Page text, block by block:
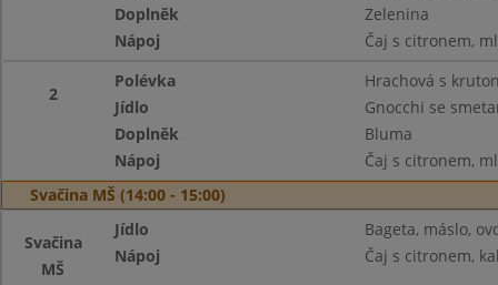
Doplněk
Zelenina
Nápoj
Čaj s citronem,
2
Polévka
Hrachová s
Jídlo
Gnocchi se
Doplněk
Bluma
Nápoj
Čaj s citronem,
Svačina MŠ (14:00 - 15:00)
Svačina
MŠ
Jídlo
Bageta, máslo,
Nápoj
Čaj s citronem,